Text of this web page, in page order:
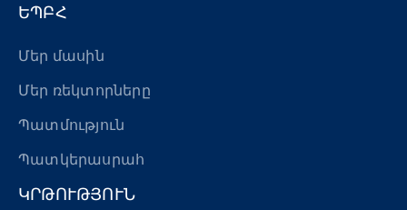
ԵՊԲՀ
Մեր մասին
Մեր ռեկտորները
Պատմություն
Պատկերասրահ
ԿՐԹՈՒԹՅՈՒՆ